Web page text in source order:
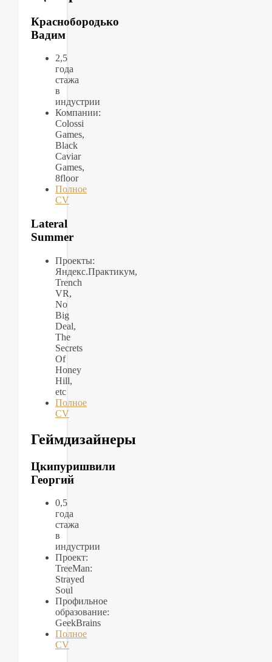
Краснобородько
Вадим
2,5
года
стажа
в
индустрии
Компании:
Colossi
Games,
Black
Caviar
Games,
8floor
Полное
CV
Lateral
Summer
Проекты:
Яндекс.Практикум,
Trench
VR,
No
Big
Deal,
The
Secrets
Of
Honey
Hill,
etc
Полное
CV
Геймдизайнеры
Цкипуришвили
Георгий
0,5
года
стажа
в
индустрии
Проект:
TreeMan:
Strayed
Soul
Профильное
образование:
GeekBrains
Полное
CV